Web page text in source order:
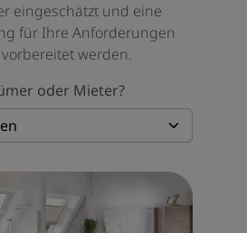
eingeschätzt und eine
für Ihre Anforderungen
werden.
oder Mieter?